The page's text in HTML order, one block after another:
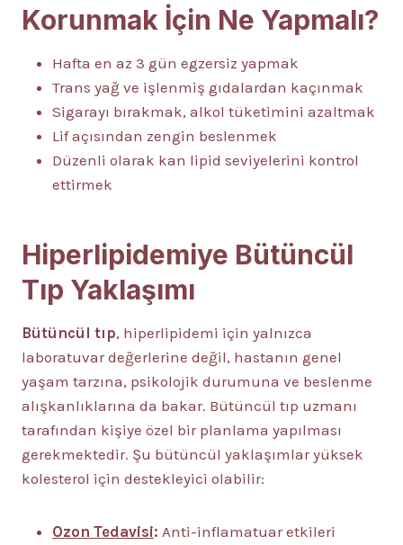
Korunmak İçin Ne Yapmalı?
Hafta en az 3 gün egzersiz yapmak
Trans yağ ve işlenmiş gıdalardan kaçınmak
Sigarayı bırakmak, alkol tüketimini azaltmak
Lif açısından zengin beslenmek
Düzenli olarak kan lipid seviyelerini kontrol
ettirmek
Hiperlipidemiye Bütüncül
Tıp Yaklaşımı
Bütüncül tıp, hiperlipidemi için yalnızca
laboratuvar değerlerine değil, hastanın genel
yaşam tarzına, psikolojik durumuna ve beslenme
alışkanlıklarına da bakar. Bütüncül tıp uzmanı
tarafından kişiye özel bir planlama yapılması
gerekmektedir. Şu bütüncül yaklaşımlar yüksek
kolesterol için destekleyici olabilir:
Ozon Tedavisi: Anti-inflamatuar etkileri